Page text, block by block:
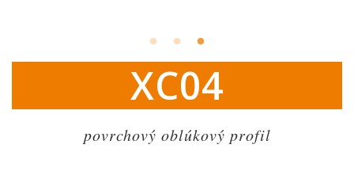
XC04
povrchový oblúkový profil